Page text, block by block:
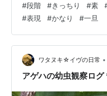
に開けた方が上手くいっ
ようになったら表現のこ
#段階 #きっちり #素
#表現 #かなり #一旦
ワタヌキ☆イヴの日常 •
アゲハの幼虫観察ロ